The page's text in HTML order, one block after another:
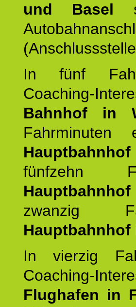
und Basel
In fünf
Coaching-
Bahnhof in
fünfzehn
zwanzig
In vierzig
Coaching-
Flughafen in